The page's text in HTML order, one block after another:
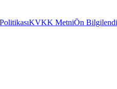
KVKK MetniÖn